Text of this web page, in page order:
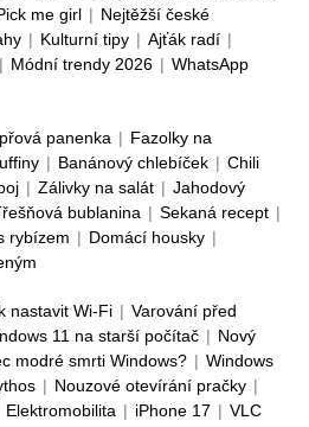
me girl | Nejtěžší české
| Kulturní tipy | Ajťák radí |
| Módní trendy 2026 | WhatsApp
panenka | Fazolky na
| Banánový chlebíček | Chili
| Zálivky na salát | Jahodový
bublanina | Sekaná recept |
rybízem | Domácí housky |
nastavit Wi-Fi | Varování před
11 na starší počítač | Nový
modré smrti Windows? | Windows
| Nouzové otevírání pračky |
Elektromobilita | iPhone 17 | VLC